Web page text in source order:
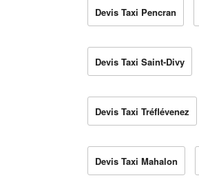
Devis Taxi Pencran
Devis Taxi Saint-Divy
Devis Taxi Tréflévenez
Devis Taxi Mahalon